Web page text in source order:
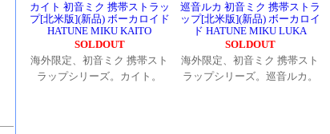
カイト 初音ミク 携帯ストラッ
プ[北米版](新品) ボーカロイド
HATUNE MIKU KAITO
SOLDOUT
海外限定、初音ミク 携帯スト
ラップシリーズ。カイト。
巡音ルカ 初音ミク 携帯ストラ
ップ[北米版](新品) ボーカロイ
ド HATUNE MIKU LUKA
SOLDOUT
海外限定、初音ミク 携帯スト
ラップシリーズ。巡音ルカ。